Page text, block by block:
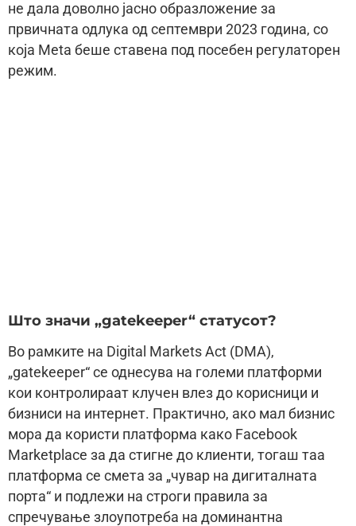
не дала доволно јасно образложение за
првичната одлука од септември 2023 година, со
која Meta беше ставена под посебен регулаторен
режим.
Што значи „gatekeeper“ статусот?
Во рамките на Digital Markets Act (DMA),
„gatekeeper“ се однесува на големи платформи
кои контролираат клучен влез до корисници и
бизниси на интернет. Практично, ако мал бизнис
мора да користи платформа како Facebook
Marketplace за да стигне до клиенти, тогаш таа
платформа се смета за „чувар на дигиталната
порта“ и подлежи на строги правила за
спречување злоупотреба на доминантна